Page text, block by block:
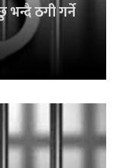
भन्दै ठगी गर्ने